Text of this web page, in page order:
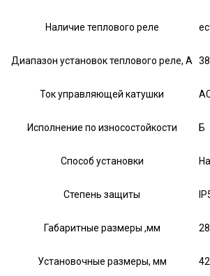
Наличие теплового реле
Диапазон установок теплового реле, А
Ток управляющей катушки
Исполнение по износостойкости Б
Способ установки
Степень защиты
Габаритные размеры ,мм
Установочные размеры, мм